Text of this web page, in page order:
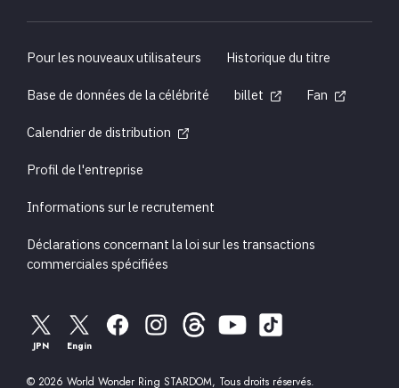
Pour les nouveaux utilisateurs
Historique du titre
Base de données de la célébrité
billet
Fan
Calendrier de distribution
Profil de l'entreprise
Informations sur le recrutement
Déclarations concernant la loi sur les transactions
commerciales spécifiées
JPN Engin
© 2026 World Wonder Ring STARDOM, Tous droits réservés.